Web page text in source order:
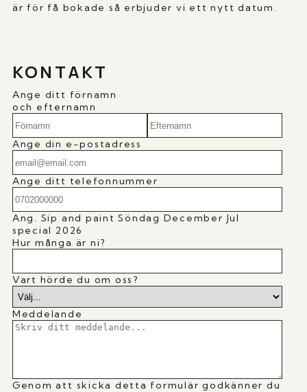
är för få bokade så erbjuder vi ett nytt datum.
KONTAKT
Ange ditt förnamn
och efternamn
Ange din e-postadress
Ange ditt telefonnummer
Ang. Sip and paint Söndag December Jul
special 2026
Hur många är ni?
Vart hörde du om oss?
Meddelande
Genom att skicka detta formulär godkänner du